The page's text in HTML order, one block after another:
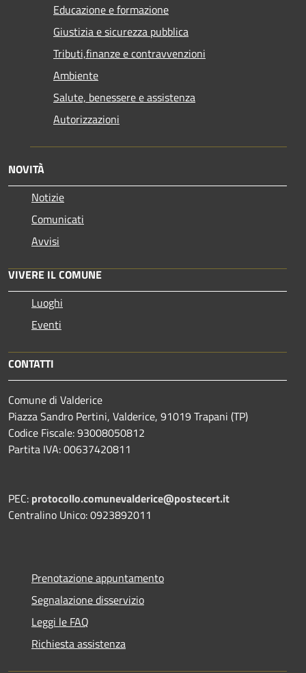
Educazione e formazione
Giustizia e sicurezza pubblica
Tributi,finanze e contravvenzioni
Ambiente
Salute, benessere e assistenza
Autorizzazioni
NOVITÀ
Notizie
Comunicati
Avvisi
VIVERE IL COMUNE
Luoghi
Eventi
CONTATTI
Comune di Valderice
Piazza Sandro Pertini, Valderice, 91019 Trapani (TP)
Codice Fiscale: 93008050812
Partita IVA: 00637420811
PEC: protocollo.comunevalderice@postecert.it
Centralino Unico: 0923892011
Prenotazione appuntamento
Segnalazione disservizio
Leggi le FAQ
Richiesta assistenza